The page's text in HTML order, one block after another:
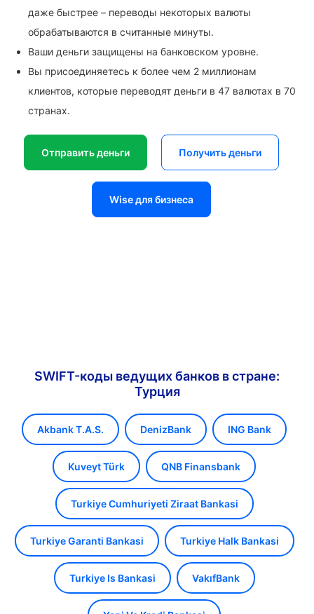
даже быстрее – переводы некоторых валюты
обрабатываются в считанные минуты.
Ваши деньги защищены на банковском уровне.
Вы присоединяетесь к более чем 2 миллионам
клиентов, которые переводят деньги в 47 валютах в 70
странах.
Отправить деньги Получить деньги
Wise для бизнеса
SWIFT-коды ведущих банков в стране:
Турция
Akbank T.A.S. DenizBank ING Bank
Kuveyt Türk QNB Finansbank
Turkiye Cumhuriyeti Ziraat Bankasi
Turkiye Garanti Bankasi Turkiye Halk Bankasi
Turkiye Is Bankasi VakıfBank